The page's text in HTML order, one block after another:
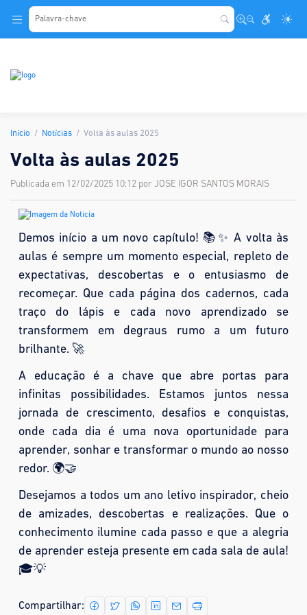
Início Notícias Volta às aulas 2025
Volta às aulas 2025
Publicada em 12/02/2025 10:12 por JOSE IGOR SANTOS MORAIS
Demos início a um novo capítulo! 📚✨ A volta às
aulas é sempre um momento especial, repleto de
expectativas, descobertas e o entusiasmo de
recomeçar. Que cada página dos cadernos, cada
traço do lápis e cada novo aprendizado se
transformem em degraus rumo a um futuro
brilhante. 🚀
A educação é a chave que abre portas para
infinitas possibilidades. Estamos juntos nessa
jornada de crescimento, desafios e conquistas,
onde cada dia é uma nova oportunidade para
aprender, sonhar e transformar o mundo ao nosso
redor. 🌍🤝
Desejamos a todos um ano letivo inspirador, cheio
de amizades, descobertas e realizações. Que o
conhecimento ilumine cada passo e que a alegria
de aprender esteja presente em cada sala de aula!
🎓💡
Compartilhar: